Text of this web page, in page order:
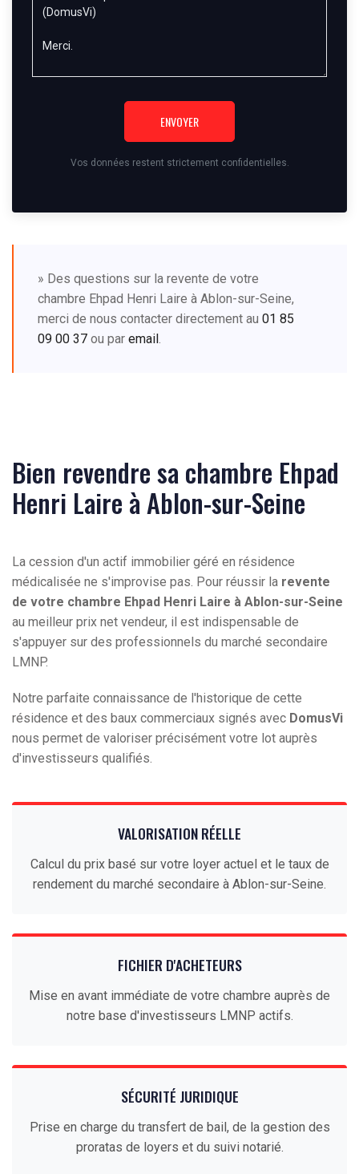
ENVOYER
Vos données restent strictement confidentielles.
» Des questions sur la revente de votre
chambre Ehpad Henri Laire à Ablon-sur-Seine,
merci de nous contacter directement au 01 85
09 00 37 ou par email
Bien revendre sa chambre Ehpad
Henri Laire à Ablon-sur-Seine
La cession d'un actif immobilier géré en résidence
médicalisée ne s'improvise pas. Pour réussir la revente
de votre chambre Ehpad Henri Laire à Ablon-sur-Seine
au meilleur prix net vendeur, il est indispensable de
s'appuyer sur des professionnels du marché secondaire
LMNP.
Notre parfaite connaissance de l'historique de cette
résidence et des baux commerciaux signés avec DomusVi
nous permet de valoriser précisément votre lot auprès
d'investisseurs qualifiés.
VALORISATION RÉELLE
Calcul du prix basé sur votre loyer actuel et le taux de
rendement du marché secondaire à Ablon-sur-Seine.
FICHIER D'ACHETEURS
Mise en avant immédiate de votre chambre auprès de
notre base d'investisseurs LMNP actifs.
SÉCURITÉ JURIDIQUE
Prise en charge du transfert de bail, de la gestion des
proratas de loyers et du suivi notarié.